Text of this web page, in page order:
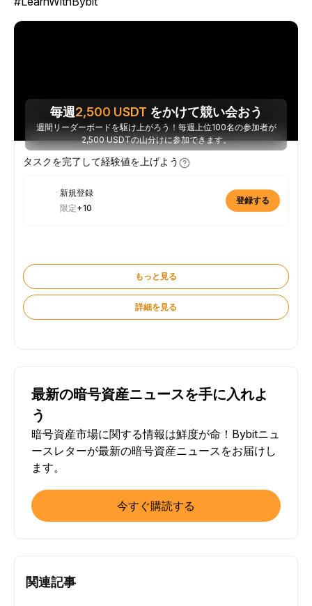
毎週2,500 USDT をかけて競い会おう
週間リーダーボードを駆け上がろう！毎週上位100名の参加者が
2,500 USDTの山分けに参加できます。
タスクを完了して経験値を上げよう
新規登録
限定+10
登録する
もっと見る
詳細を見る
最新の暗号資産ニュースを手に入れよ
う
暗号資産市場に関する情報は鮮度が命！Bybitニュ
ースレターが最新の暗号資産ニュースをお届けし
ます。
今すぐ購読する
関連記事